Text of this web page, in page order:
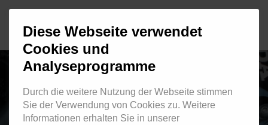
VERTEILER FÜR
STAHLFLEXLEITUNGEN
Diese Webseite verwendet
Cookies und
Analyseprogramme
Durch die weitere Nutzung der Webseite stimmen
Sie der Verwendung von Cookies zu. Weitere
Informationen erhalten Sie in unserer